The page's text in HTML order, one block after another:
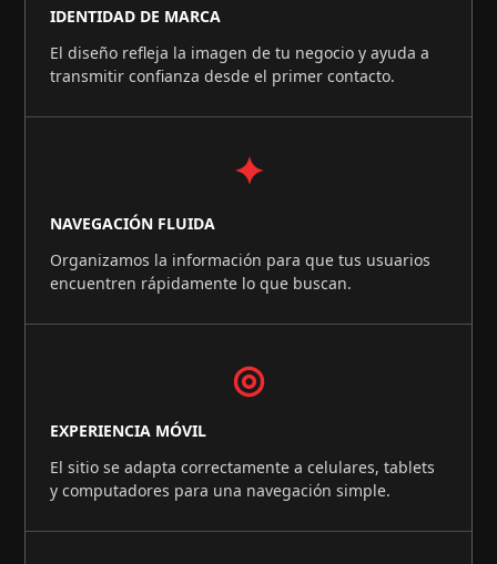
IDENTIDAD DE MARCA
El diseño refleja la imagen de tu negocio y ayuda a
transmitir confianza desde el primer contacto.
✦
NAVEGACIÓN FLUIDA
Organizamos la información para que tus usuarios
encuentren rápidamente lo que buscan.
◎
EXPERIENCIA MÓVIL
El sitio se adapta correctamente a celulares, tablets
y computadores para una navegación simple.